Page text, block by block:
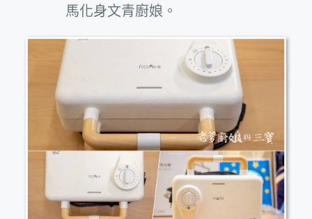
馬化身文青廚娘。